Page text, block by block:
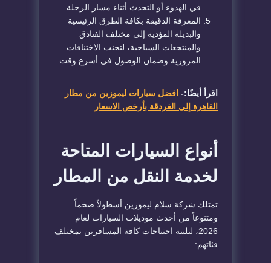
في الهدوء أو التحدث أثناء مسار الرحلة.
المعرفة الدقيقة بكافة الطرق الرئيسية
والبديلة المؤدية إلى مختلف الفنادق
والمنتجعات السياحية، لتجنب الاختناقات
المرورية وضمان الوصول في أسرع وقت.
اقرأ أيضًا:- افضل سيارات ليموزين من مطار
القاهرة إلى الغردقة بأرخص الاسعار
أنواع السيارات المتاحة
لخدمة النقل من المطار
تمتلك شركة سلام ليموزين أسطولاً ضخماً
ومتنوعاً من أحدث موديلات السيارات لعام
2026، لتلبية احتياجات كافة المسافرين بمختلف
فئاتهم: